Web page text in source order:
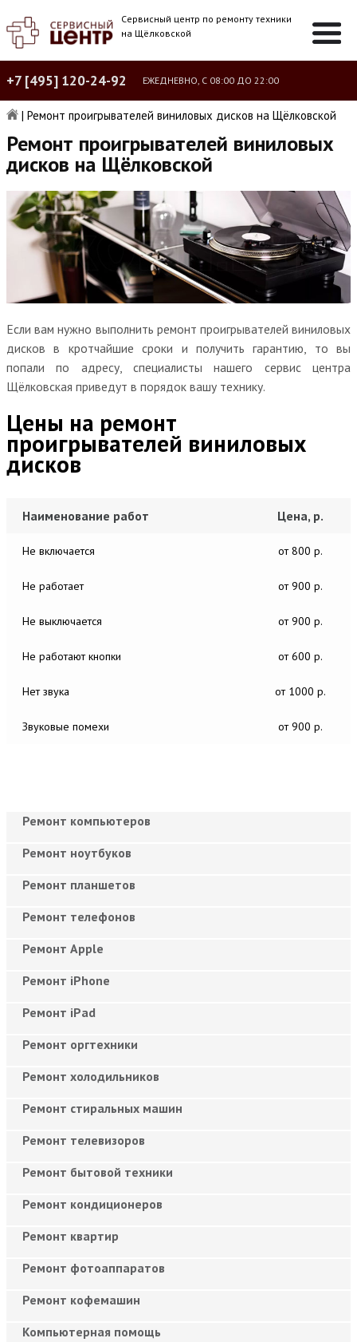
Сервисный центр по ремонту техники
на Щёлковской
+7 [495] 120-24-92 ЕЖЕДНЕВНО, С 08:00 ДО 22:00
| Ремонт проигрывателей виниловых дисков на Щёлковской
Ремонт проигрывателей виниловых
дисков на Щёлковской
Если вам нужно выполнить ремонт проигрывателей виниловых
дисков в кротчайшие сроки и получить гарантию, то вы
попали по адресу, специалисты нашего сервис центра
Щёлковская приведут в порядок вашу технику.
Цены на ремонт
проигрывателей виниловых
дисков
Наименование работ Цена, р.
Не включается от 800 р.
Не работает от 900 р.
Не выключается от 900 р.
Не работают кнопки от 600 р.
Нет звука от 1000 р.
Звуковые помехи от 900 р.
Ремонт компьютеров
Ремонт ноутбуков
Ремонт планшетов
Ремонт телефонов
Ремонт Apple
Ремонт iPhone
Ремонт iPad
Ремонт оргтехники
Ремонт холодильников
Ремонт стиральных машин
Ремонт телевизоров
Ремонт бытовой техники
Ремонт кондиционеров
Ремонт квартир
Ремонт фотоаппаратов
Ремонт кофемашин
Компьютерная помощь